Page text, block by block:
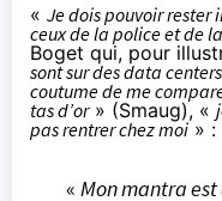
« Je dois pouvoir rester
ceux de la police et de
Boget qui, pour
sont sur des data
coutume de me
tas d’or» (Smaug), «
pas rentrer chez moi» :
« Mon mantra est